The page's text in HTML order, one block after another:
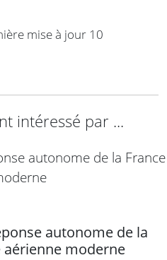
mise à jour 10
intéressé par ...
autonome de la
aérienne moderne